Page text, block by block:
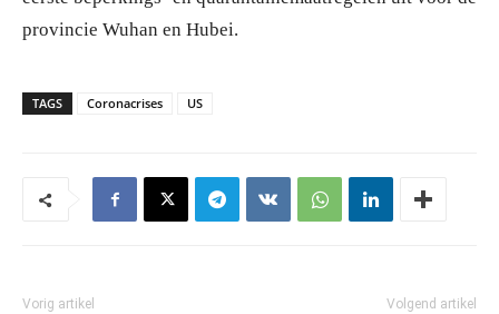
provincie Wuhan en Hubei.
TAGS Coronacrises US
Vorig artikel Volgend artikel